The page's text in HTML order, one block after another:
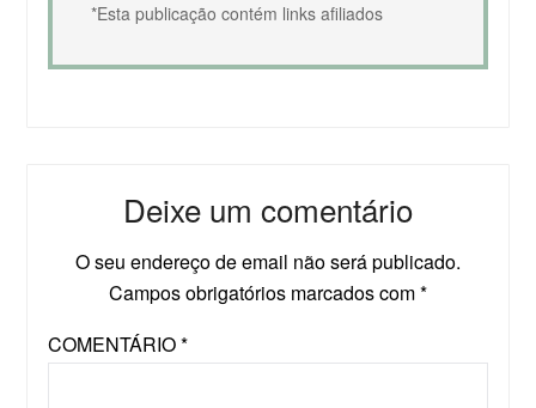
*Esta publicação contém links afiliados
Deixe um comentário
O seu endereço de email não será publicado.
Campos obrigatórios marcados com*
COMENTÁRIO*